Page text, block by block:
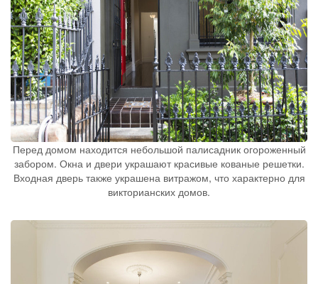
Перед домом находится небольшой палисадник огороженный
забором. Окна и двери украшают красивые кованые решетки.
Входная дверь также украшена витражом, что характерно для
викторианских домов.